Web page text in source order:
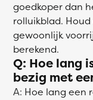
goedkoper dan
rolluikblad.
gewoonlijk
berekend.
Q: Hoe lang
bezig met
A: Hoe lang een